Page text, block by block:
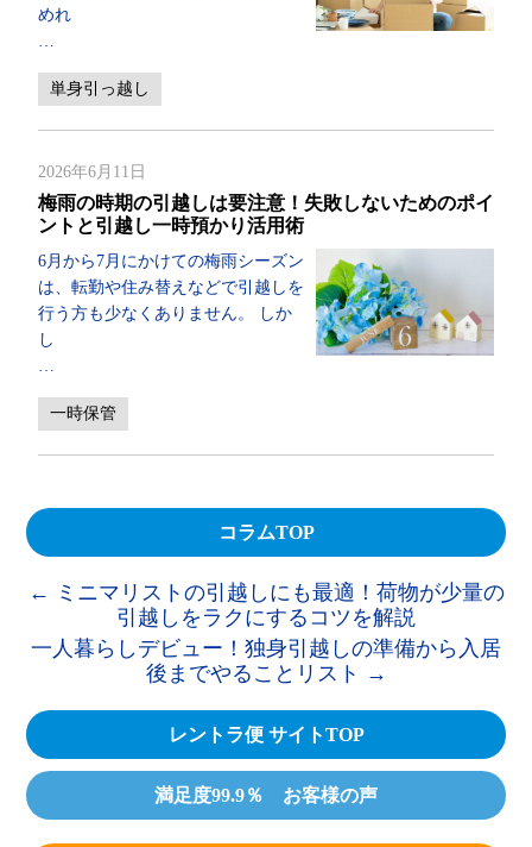
めれ
単身引っ越し
2026年6月11日
梅雨の時期の引越しは要注意！失敗しないためのポイ
ントと引越し一時預かり活用術
6月から7月にかけての梅雨シーズン
は、転勤や住み替えなどで引越しを
行う方も少なくありません。 しか
し
一時保管
コラムTOP
← ミニマリストの引越しにも最適！荷物が少量の
引越しをラクにするコツを解説
一人暮らしデビュー！独身引越しの準備から入居
後までやることリスト →
レントラ便 サイトTOP
満足度99.9％ お客様の声